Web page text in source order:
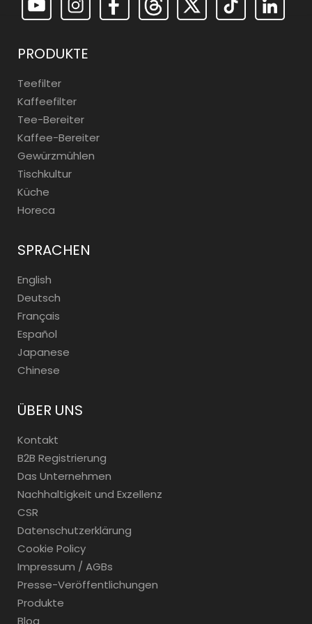
PRODUKTE
Teefilter
Kaffeefilter
Tee-Bereiter
Kaffee-Bereiter
Gewürzmühlen
Tischkultur
Küche
Horeca
SPRACHEN
English
Deutsch
Français
Español
Japanese
Chinese
ÜBER UNS
Kontakt
B2B Registrierung
Das Unternehmen
Nachhaltigkeit und Exzellenz
CSR
Datenschutzerklärung
Cookie Policy
Impressum / AGBs
Presse-Veröffentlichungen
Produkte